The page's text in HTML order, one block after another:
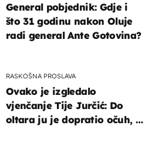
General pobjednik: Gdje i
što 31 godinu nakon Oluje
radi general Ante Gotovina?
RASKOŠNA PROSLAVA
Ovako je izgledalo
vjenčanje Tije Jurčić: Do
oltara ju je dopratio očuh, a